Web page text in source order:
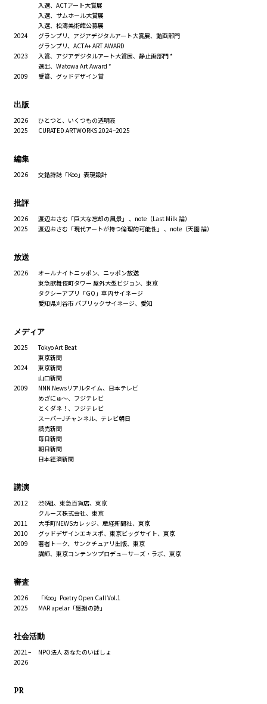
入選、ACTアート大賞展
入選、サムホール大賞展
入選、松濤美術館公募展
2024
グランプリ、アジアデジタルアート大賞展、動画部門
グランプリ、ACTA+ ART AWARD
2023
入賞、アジアデジタルアート大賞展、静止画部門 *
選出、Watowa Art Award *
2009
受賞、グッドデザイン賞
出版
2026
ひとつと、いくつもの透明液
2025
CURATED ARTWORKS 2024–2025
編集
2026 交錯詩誌「Koo」表現設計
批評
2026 渡辺おさむ「巨大な忘却の風景」、note（Last Milk 論）
2025
渡辺おさむ「現代アートが持つ倫理的可能性」、note（天園 論）
放送
2026
オールナイトニッポン、ニッポン放送
東急歌舞伎町タワー 屋外大型ビジョン、東京
タクシーアプリ「GO」車内サイネージ
愛知県刈谷市 パブリックサイネージ、愛知
メディア
2025
Tokyo Art Beat
東京新聞
2024
東京新聞
山口新聞
2009
NNN Newsリアルタイム、日本テレビ
めざにゅ〜、フジテレビ
とくダネ！、フジテレビ
スーパーJチャンネル、テレビ朝日
読売新聞
毎日新聞
朝日新聞
日本経済新聞
講演
2012
渋6組、東急百貨店、東京
クルーズ株式会社、東京
2011
大手町NEWSカレッジ、産経新聞社、東京
2010
グッドデザインエキスポ、東京ビッグサイト、東京
2009
著者トーク、サンクチュアリ出版、東京
講師、東京コンテンツプロデューサーズ・ラボ、東京
審査
2026
「Koo」Poetry Open Call Vol.1
2025
MAR apelar「感謝の詩」
社会活動
2021–
2026
NPO法人 あなたのいばしょ
PR